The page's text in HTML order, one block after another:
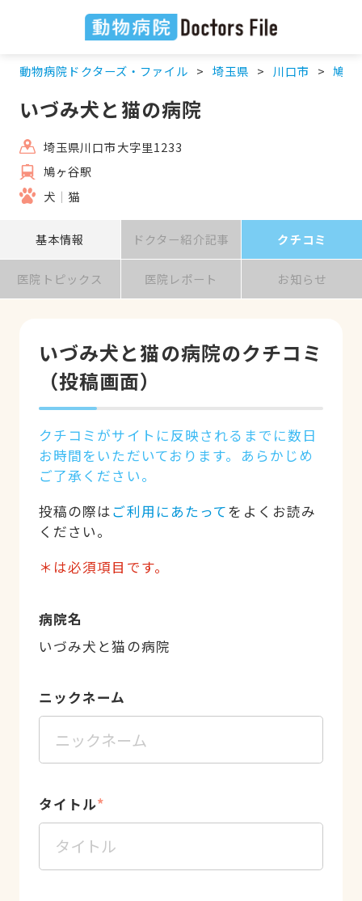
動物病院ドクターズ・ファイル 埼玉県 川口市 鳩ヶ
いづみ犬と猫の病院
埼玉県川口市大字里1233
鳩ヶ谷駅
犬
猫
基本情報 ドクター紹介記事 クチコミ
医院トピックス 医院レポート お知らせ
いづみ犬と猫の病院のクチコミ
（投稿画面）
クチコミがサイトに反映されるまでに数日
お時間をいただいております。あらかじめ
ご了承ください。
投稿の際はご利用にあたってをよくお読み
ください。
＊は必須項目です。
病院名
いづみ犬と猫の病院
ニックネーム
タイトル*